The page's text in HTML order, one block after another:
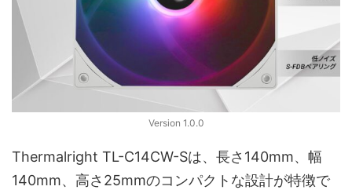
Version 1.0.0
Thermalright TL-C14CW-Sは、長さ140mm、幅
140mm、高さ25mmのコンパクトな設計が特徴で